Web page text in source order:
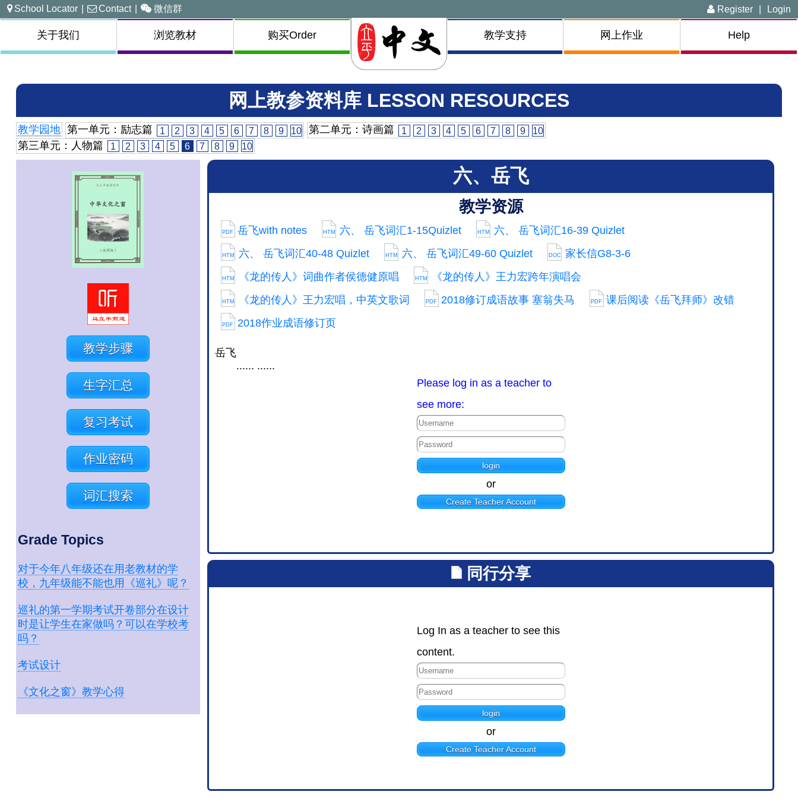
School Locator | Contact | 微信群 Register | Login
关于我们 浏览教材 购买Order 教学支持 网上作业 Help
网上教参资料库 LESSON RESOURCES
教学园地 第一单元：励志篇 1 2 3 4 5 6 7 8 9 10 第二单元：诗画篇 1 2 3 4 5 6 7 8 9 10
第三单元：人物篇 1 2 3 4 5 6 7 8 9 10
教学步骤
生字汇总
复习考试
作业密码
词汇搜索
Grade Topics
对于今年八年级还在用老教材的学
校，九年级能不能也用《巡礼》呢？
巡礼的第一学期考试开卷部分在设计
时是让学生在家做吗？可以在学校考
吗？
考试设计
《文化之窗》教学心得
六、岳飞
教学资源
PDF 岳飞with notes HTM 六、 岳飞词汇1-15Quizlet HTM 六、 岳飞词汇16-39 Quizlet
HTM 六、 岳飞词汇40-48 Quizlet HTM 六、 岳飞词汇49-60 Quizlet DOC 家长信G8-3-6
HTM 《龙的传人》词曲作者侯德健原唱 HTM 《龙的传人》王力宏跨年演唱会
HTM 《龙的传人》王力宏唱，中英文歌词 PDF 2018修订成语故事 塞翁失马 PDF 课后阅读《岳飞拜师》改错
PDF 2018作业成语修订页
岳飞
...... ......
Please log in as a teacher to
see more:
or
Create Teacher Account
同行分享
Log In as a teacher to see this
content.
or
Create Teacher Account